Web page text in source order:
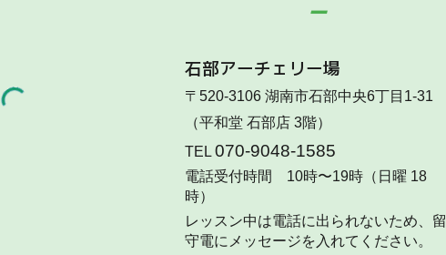
ー
石部アーチェリー場
〒520-3106 湖南市石部中央6丁目1-31
（平和堂 石部店 3階）
TEL070-9048-1585
電話受付時間 10時〜19時（日曜 18
時）
レッスン中は電話に出られないため、留
守電にメッセージを入れてください。